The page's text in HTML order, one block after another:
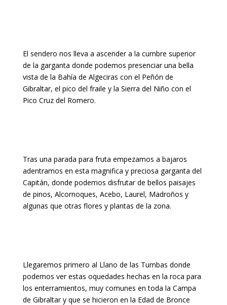
El sendero nos lleva a ascender a la cumbre superior
de la garganta donde podemos presenciar una bella
vista de la Bahía de Algeciras con el Peñón de
Gibraltar, el pico del fraile y la Sierra del Niño con el
Pico Cruz del Romero.
Tras una parada para fruta empezamos a bajaros
adentramos en esta magnifica y preciosa garganta del
Capitán, donde podemos disfrutar de bellos paisajes
de pinos, Alcornoques, Acebo, Laurel, Madroños y
algunas que otras flores y plantas de la zona.
Llegaremos primero al Llano de las Tumbas donde
podemos ver estas oquedades hechas en la roca para
los enterramientos, muy comunes en toda la Campa
de Gibraltar y que se hicieron en la Edad de Bronce